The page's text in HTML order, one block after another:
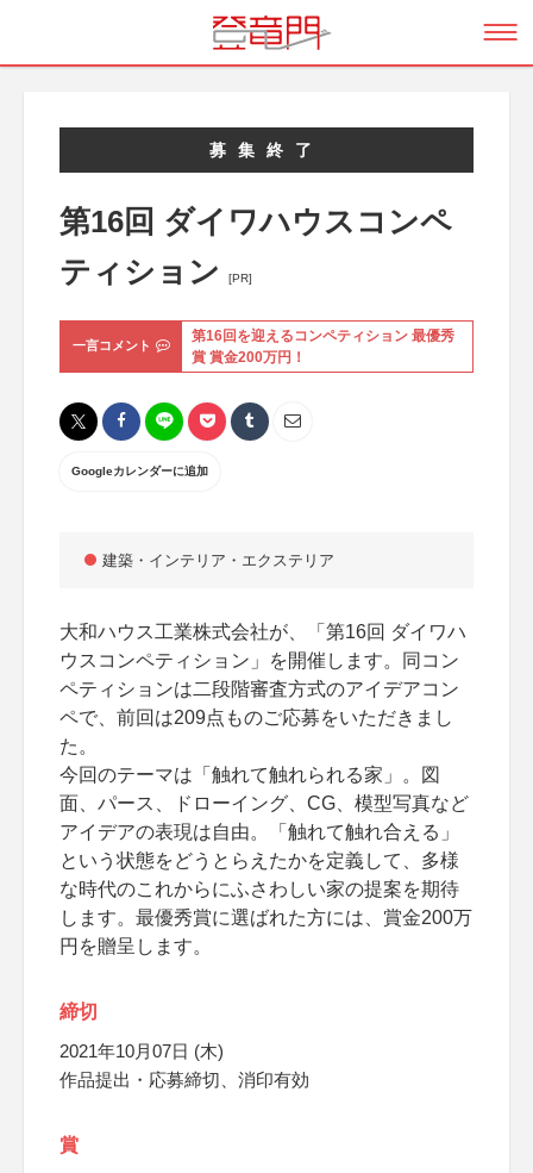
募集終了
第16回 ダイワハウスコンペ
ティション
[PR]
一言コメント
第16回を迎えるコンペティション 最優秀
賞 賞金200万円！
Googleカレンダーに追加
建築・インテリア・エクステリア
大和ハウス工業株式会社が、「第16回 ダイワハ
ウスコンペティション」を開催します。同コン
ペティションは二段階審査方式のアイデアコン
ペで、前回は209点ものご応募をいただきまし
た。
今回のテーマは「触れて触れられる家」。図
面、パース、ドローイング、CG、模型写真など
アイデアの表現は自由。「触れて触れ合える」
という状態をどうとらえたかを定義して、多様
な時代のこれからにふさわしい家の提案を期待
します。最優秀賞に選ばれた方には、賞金200万
円を贈呈します。
締切
2021年10月07日 (木)
作品提出・応募締切、消印有効
賞